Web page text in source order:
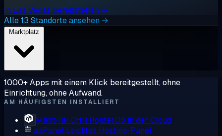
In Las Vegas bereitstellen →
Alle 13 Standorte ansehen →
1000+ Apps mit einem Klick bereitgestellt, ohne
Einrichtung, ohne Aufwand.
AM HÄUFIGSTEN INSTALLIERT
MikroTik CHR RouterOS in der Cloud
aaPanel Leichtes Hosting-Panel